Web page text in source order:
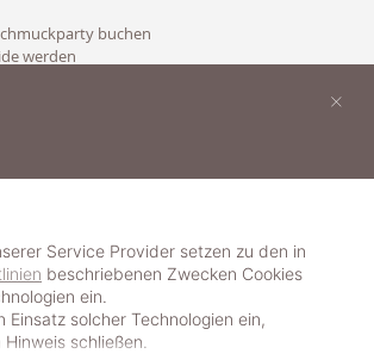
buchen
werden
Service Provider setzen zu den in
beschriebenen Zwecken Cookies
ein.
Einsatz solcher Technologien ein,
schließen.
×